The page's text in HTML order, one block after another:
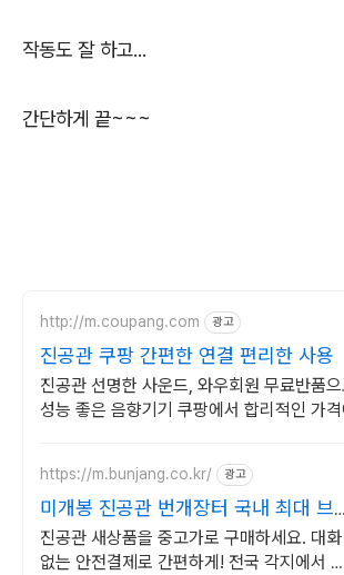
작동도 잘 하고...
간단하게 끝~~~
http://m.coupang.com 광고
진공관 쿠팡 간편한 연결 편리한 사용
진공관 선명한 사운드, 와우회원 무료반품
성능 좋은 음향기기 쿠팡에서 합리적인 가격
https://m.bunjang.co.kr/ 광고
미개봉 진공관 번개장터 국내 최대 브
랜드 중고거래
진공관 새상품을 중고가로 구매하세요. 대화
없는 안전결제로 간편하게! 전국 각지에서 올